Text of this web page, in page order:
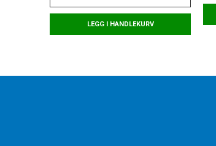
LEGG I HANDLEKURV